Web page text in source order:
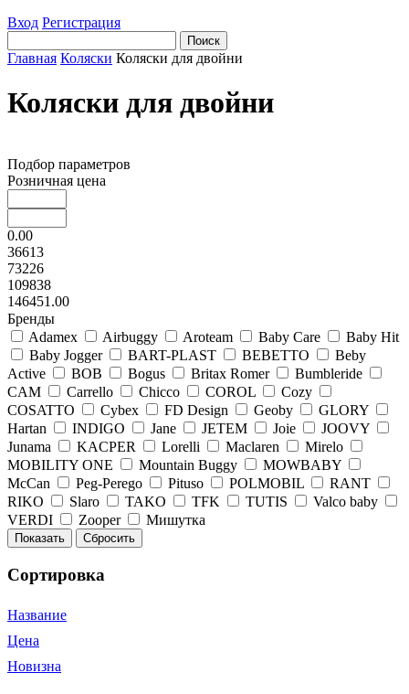
Вход Регистрация
Главная Коляски Коляски для двойни
Коляски для двойни
Подбор параметров
Розничная цена
0.00
36613
73226
109838
146451.00
Бренды
Adamex
Airbuggy Aroteam Baby Care
Baby Hit
Baby Jogger
BART-PLAST BEBETTO
Beby
Active
BOB Bogus Britax Romer
Bumbleride
CAM
Carrello Chicco COROL
Cozy
COSATTO
Cybex FD Design Geoby
GLORY
Hartan
INDIGO Jane JETEM Joie
JOOVY
Junama
KACPER Lorelli Maclaren
Mirelo
MOBILITY ONE
Mountain Buggy
MOWBABY
McCan
Peg-Perego Pituso POLMOBIL
RANT
RIKO
Slaro TAKO TFK TUTIS
Valco baby
VERDI
Zooper Мишутка
Сортировка
Название
Цена
Новизна